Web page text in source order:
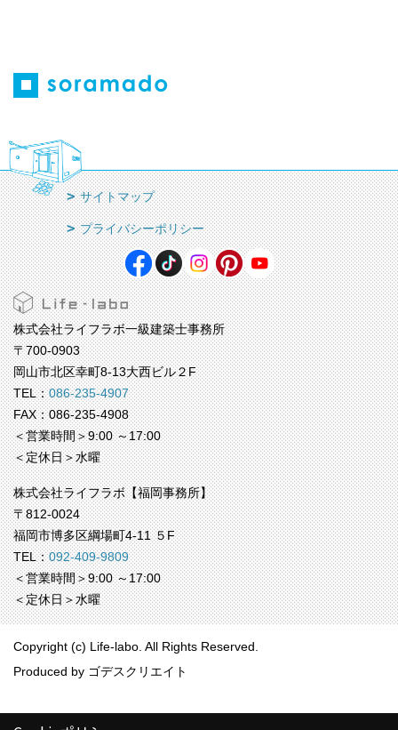
サイトマップ
プライバシーポリシー
株式会社ライフラボ一級建築士事務所
〒700-0903
岡山市北区幸町8-13大西ビル２F
TEL：086-235-4907
FAX：086-235-4908
＜営業時間＞9:00 ～17:00
＜定休日＞水曜
株式会社ライフラボ【福岡事務所】
〒812-0024
福岡市博多区綱場町4-11 ５F
TEL：092-409-9809
＜営業時間＞9:00 ～17:00
＜定休日＞水曜
Copyright (c) Life-labo. All Rights Reserved.
Produced by ゴデスクリエイト